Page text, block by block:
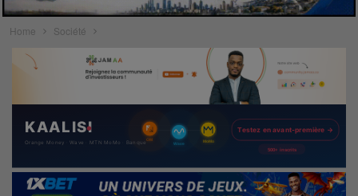
Home Société